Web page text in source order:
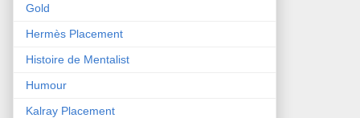
Gold
Hermès Placement
Histoire de Mentalist
Humour
Kalray Placement